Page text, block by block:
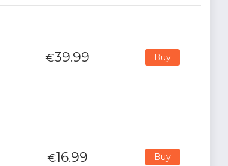
€39.99 Buy
€16.99 Buy